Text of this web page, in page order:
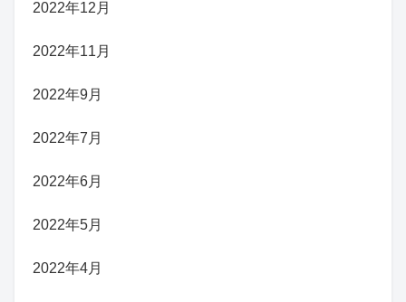
2022年12月
2022年11月
2022年9月
2022年7月
2022年6月
2022年5月
2022年4月